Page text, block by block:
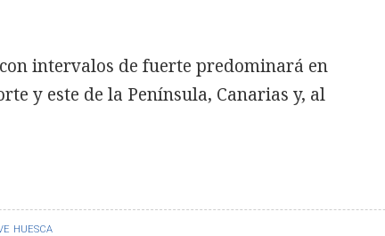
HUESCA
intervalos de fuerte predominará en
y este de la Península, Canarias y, al